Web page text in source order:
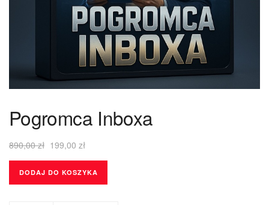
Pogromca Inboxa
890,00zł 199,00 zł
DODAJ DO KOSZYKA